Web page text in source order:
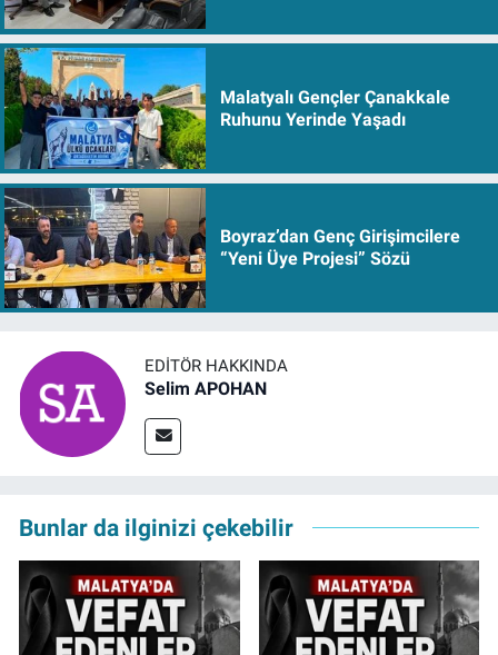
Malatyalı Gençler Çanakkale
Ruhunu Yerinde Yaşadı
Boyraz’dan Genç Girişimcilere
“Yeni Üye Projesi” Sözü
EDITÖR HAKKINDA
Selim APOHAN
Bunlar da ilginizi çekebilir